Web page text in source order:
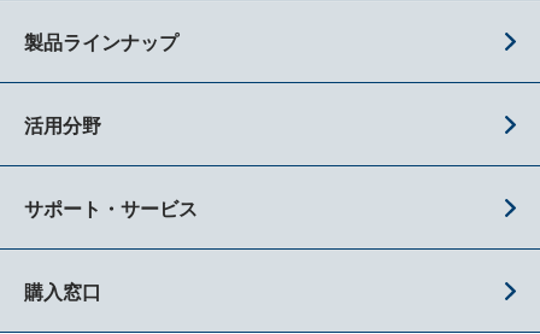
製品ラインナップ
活用分野
サポート・サービス
購入窓口